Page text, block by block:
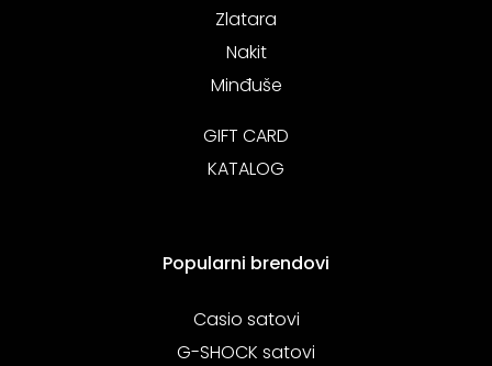
Zlatara
Nakit
Minđuše
GIFT CARD
KATALOG
Popularni brendovi
Casio satovi
G-SHOCK satovi